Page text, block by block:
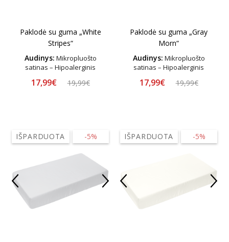
Paklodė su guma „White
Stripes“
Audinys: Mikropluošto
satinas – Hipoalerginis
17,99€ 19,99€
Paklodė su guma „Gray
Morn“
Audinys: Mikropluošto
satinas – Hipoalerginis
17,99€ 19,99€
-5%
IŠPARDUOTA -5%
IŠPARDUOTA